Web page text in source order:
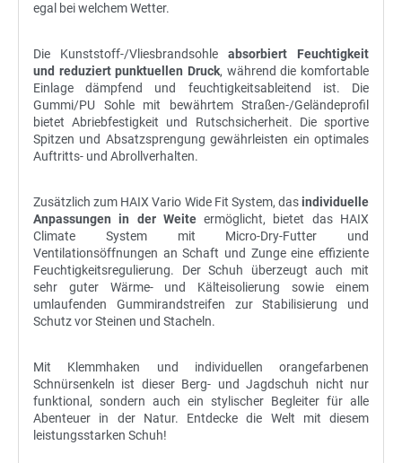
egal bei welchem Wetter.
Die Kunststoff-/Vliesbrandsohle absorbiert Feuchtigkeit
und reduziert punktuellen Druck, während die komfortable
Einlage dämpfend und feuchtigkeitsableitend ist. Die
Gummi/PU Sohle mit bewährtem Straßen-/Geländeprofil
bietet Abriebfestigkeit und Rutschsicherheit. Die sportive
Spitzen und Absatzsprengung gewährleisten ein optimales
Auftritts- und Abrollverhalten.
Zusätzlich zum HAIX Vario Wide Fit System, dasindividuelle
Anpassungen in der Weiteermöglicht, bietet das HAIX
Climate System mit Micro-Dry-Futter und
Ventilationsöffnungen an Schaft und Zunge eine effiziente
Feuchtigkeitsregulierung. Der Schuh überzeugt auch mit
sehr guter Wärme- und Kälteisolierung sowie einem
umlaufenden Gummirandstreifen zur Stabilisierung und
Schutz vor Steinen und Stacheln.
Mit Klemmhaken und individuellen orangefarbenen
Schnürsenkeln ist dieser Berg- und Jagdschuh nicht nur
funktional, sondern auch ein stylischer Begleiter für alle
Abenteuer in der Natur. Entdecke die Welt mit diesem
leistungsstarken Schuh!